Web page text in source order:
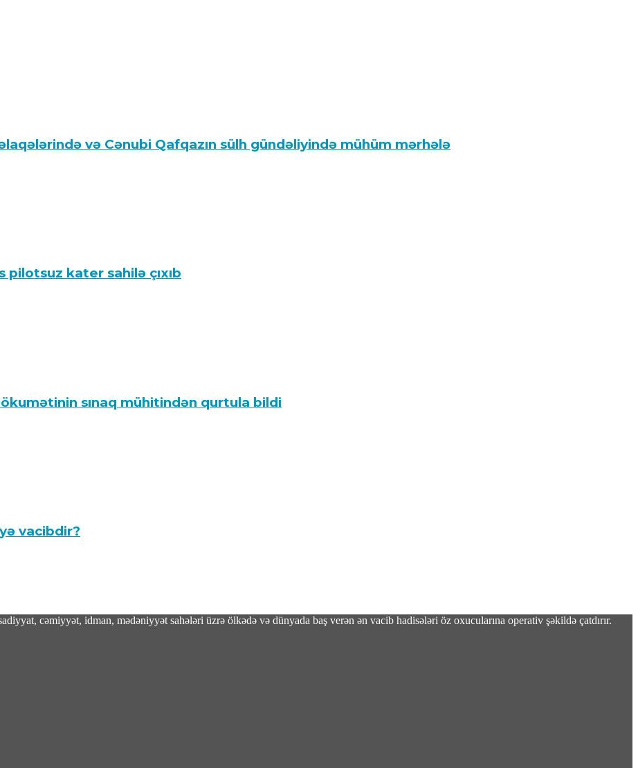
və Cənubi Qafqazın sülh gündəliyində mühüm mərhələ
pilotsuz kater sahilə çıxıb
sınaq mühitindən qurtula bildi
vacibdir?
Müdafiə Sazişi imzalandi
cəmiyyət, idman, mədəniyyət sahələri üzrə ölkədə və dünyada baş verən ən vacib hadisələri öz oxucularına operativ şəkildə çatdırır.